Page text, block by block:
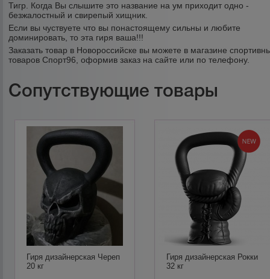
Тигр. Когда Вы слышите это название на ум приходит одно -
безжалостный и свирепый хищник.
Если вы чуствуете что вы понастоящему сильны и любите
доминировать, то эта гиря ваша!!!
Заказать товар в Новороссийске вы можете в магазине
товаров Спорт96, оформив заказ на сайте или по телефону.
Сопутствующие товары
Гиря дизайнерская Череп
20 кг
Гиря дизайнерская Рокки
32 кг